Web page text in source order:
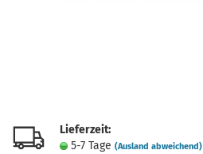
Lieferzeit:
5-7 Tage (Ausland abweichend)